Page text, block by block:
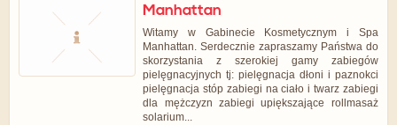
Manhattan
Witamy w Gabinecie Kosmetycznym i Spa
Manhattan. Serdecznie zapraszamy Państwa do
skorzystania z szerokiej gamy zabiegów
pielęgnacyjnych tj: pielęgnacja dłoni i paznokci
pielęgnacja stóp zabiegi na ciało i twarz zabiegi
dla mężczyzn zabiegi upiększające rollmasaż
solarium...